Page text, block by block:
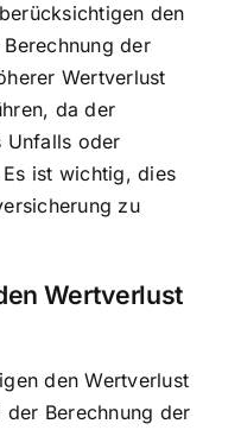
den
der
Wertverlust
da der
Unfalls oder
Es ist wichtig, dies
zu
Wertverlust
den Wertverlust
Berechnung der